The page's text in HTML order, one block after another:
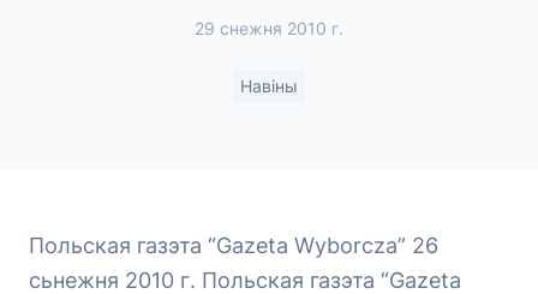
29 снежня 2010 г.
Навіны
Польская газэта “Gazeta Wyborcza” 26
сьнежня 2010 г. Польская газэта “Gazeta